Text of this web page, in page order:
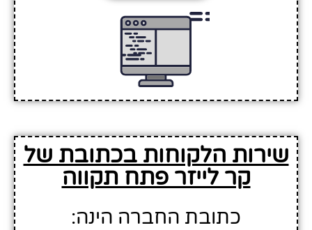
שירות הלקוחות בכתובת של
קר לייזר פתח תקווה
כתובת החברה הינה: